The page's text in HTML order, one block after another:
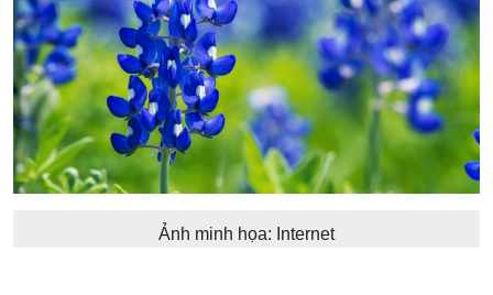
Ảnh minh họa: Internet